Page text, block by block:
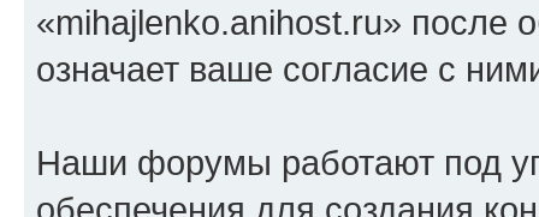
«mihajlenko.anihost.ru» после
означает ваше согласие с
Наши форумы работают под
обеспечения для создания